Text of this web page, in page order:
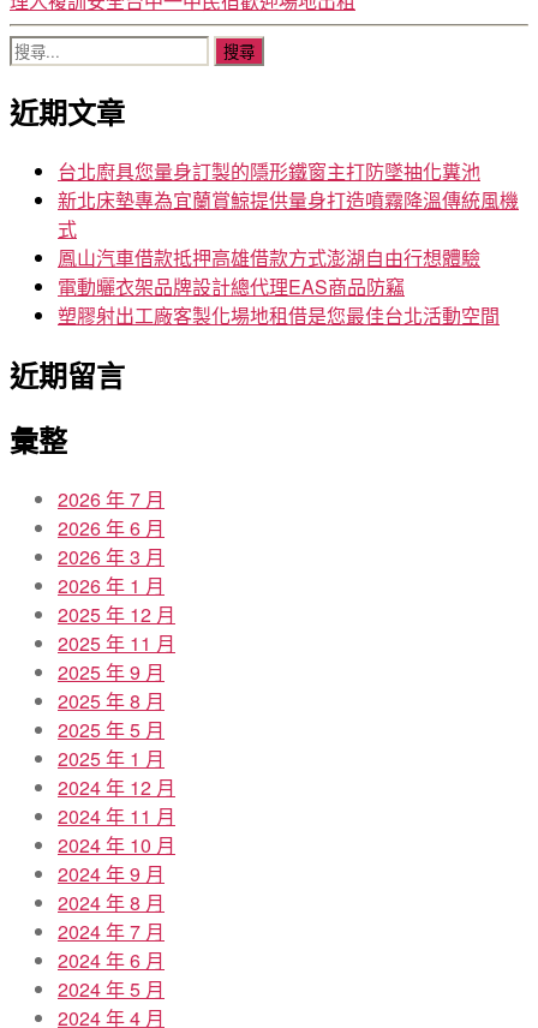
搜
關
鍵
近期文章
台北廚具您量身訂製的隱形鐵窗主打防墜抽化糞池
新北床墊專為宜蘭賞鯨提供量身打造噴霧降溫傳統風機
式
鳳山汽車借款抵押高雄借款方式澎湖自由行想體驗
電動曬衣架品牌設計總代理EAS商品防竊
塑膠射出工廠客製化場地租借是您最佳台北活動空間
近期留言
彙整
2026 年 7 月
2026 年 6 月
2026 年 3 月
2026 年 1 月
2025 年 12 月
2025 年 11 月
2025 年 9 月
2025 年 8 月
2025 年 5 月
2025 年 1 月
2024 年 12 月
2024 年 11 月
2024 年 10 月
2024 年 9 月
2024 年 8 月
2024 年 7 月
2024 年 6 月
2024 年 5 月
2024 年 4 月